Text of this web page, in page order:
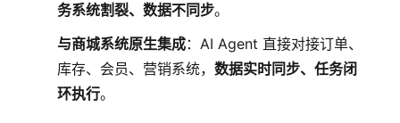
务系统割裂、数据不同步。
与商城系统原生集成：AI Agent 直接对接订单、
库存、会员、营销系统， 数据实时同步、任务闭
环执行。